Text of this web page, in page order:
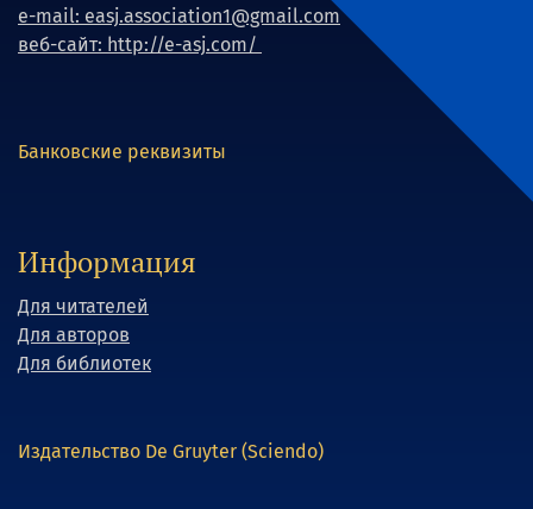
e-mail: easj.association1@gmail.com
веб-сайт: http://e-asj.com/
Банковские реквизиты
Информация
Для читателей
Для авторов
Для библиотек
Издательство De Gruyter (Sciendo)